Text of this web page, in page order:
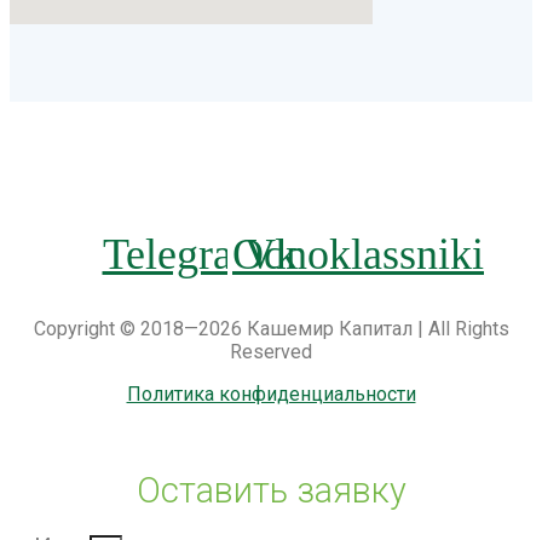
TelegramVk
Odnoklassniki
Copyright © 2018—2026 Кашемир Капитал | All Rights
Reserved
Политика конфиденциальности
Оставить заявку